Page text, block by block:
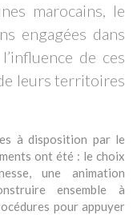
marocains, le
engagées dans
de ces
leurs territoires
à disposition par le
ont été : le choix
une animation
ensemble à
pour appuyer